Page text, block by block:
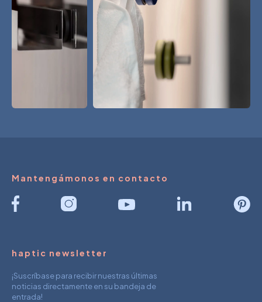
Mantengámonos en contacto
haptic newsletter
¡Suscríbase para recibir nuestras últimas
noticias directamente en su bandeja de
entrada!